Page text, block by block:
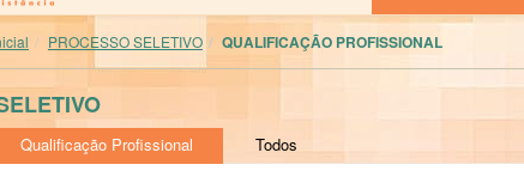
PROCESSO SELETIVO QUALIFICAÇÃO PROFISSIONAL
Qualificação Profissional Todos